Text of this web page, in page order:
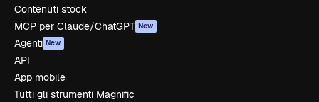
Contenuti stock
MCP per Claude/ChatGPT New
Agenti New
API
App mobile
Tutti gli strumenti Magnific